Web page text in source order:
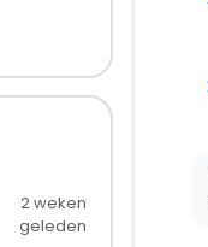
2 weken
geleden